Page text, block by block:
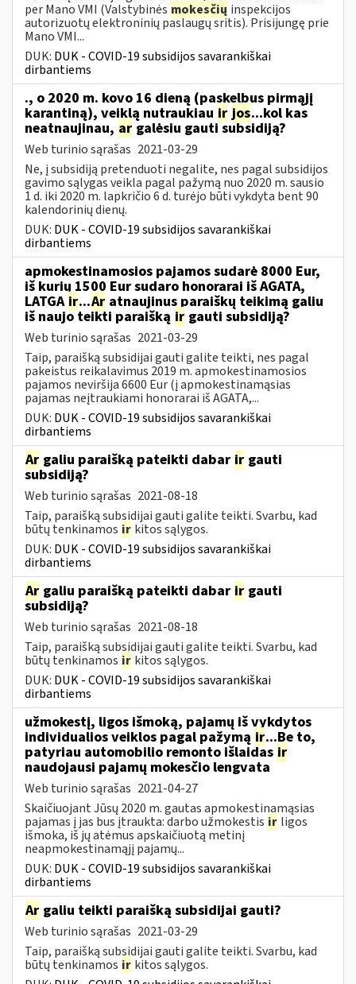
per Mano VMI (Valstybinės mokesčių inspekcijos
autorizuotų elektroninių paslaugų sritis). Prisijungę prie
Mano VMI...
DUK: DUK - COVID-19 subsidijos savarankiškai
dirbantiems
., o 2020 m. kovo 16 dieną (paskelbus pirmąjį
karantiną), veiklą nutraukiau ir jos...kol kas
neatnaujinau, ar galėsiu gauti subsidiją?
Web turinio sąrašas 2021-03-29
Ne, į subsidiją pretenduoti negalite, nes pagal subsidijos
gavimo sąlygas veikla pagal pažymą nuo 2020 m. sausio
1 d. iki 2020 m. lapkričio 6 d. turėjo būti vykdyta bent 90
kalendorinių dienų.
DUK: DUK - COVID-19 subsidijos savarankiškai
dirbantiems
apmokestinamosios pajamos sudarė 8000 Eur,
iš kurių 1500 Eur sudaro honorarai iš AGATA,
LATGA ir...Ar atnaujinus paraiškų teikimą galiu
iš naujo teikti paraišką ir gauti subsidiją?
Web turinio sąrašas 2021-03-29
Taip, paraišką subsidijai gauti galite teikti, nes pagal
pakeistus reikalavimus 2019 m. apmokestinamosios
pajamos neviršija 6600 Eur (į apmokestinamąsias
pajamas neįtraukiami honorarai iš AGATA,...
DUK: DUK - COVID-19 subsidijos savarankiškai
dirbantiems
Ar galiu paraišką pateikti dabar ir gauti
subsidiją?
Web turinio sąrašas 2021-08-18
Taip, paraišką subsidijai gauti galite teikti. Svarbu, kad
būtų tenkinamos ir kitos sąlygos.
DUK: DUK - COVID-19 subsidijos savarankiškai
dirbantiems
Ar galiu paraišką pateikti dabar ir gauti
subsidiją?
Web turinio sąrašas 2021-08-18
Taip, paraišką subsidijai gauti galite teikti. Svarbu, kad
būtų tenkinamos ir kitos sąlygos.
DUK: DUK - COVID-19 subsidijos savarankiškai
dirbantiems
užmokestį, ligos išmoką, pajamų iš vykdytos
individualios veiklos pagal pažymą ir...Be to,
patyriau automobilio remonto išlaidas ir
naudojausi pajamų mokesčio lengvata
Web turinio sąrašas 2021-04-27
Skaičiuojant Jūsų 2020 m. gautas apmokestinamąsias
pajamas į jas bus įtraukta: darbo užmokestis ir ligos
išmoka, iš jų atėmus apskaičiuotą metinį
neapmokestinamąjį pajamų...
DUK: DUK - COVID-19 subsidijos savarankiškai
dirbantiems
Ar galiu teikti paraišką subsidijai gauti?
Web turinio sąrašas 2021-03-29
Taip, paraišką subsidijai gauti galite teikti. Svarbu, kad
būtų tenkinamos ir kitos sąlygos.